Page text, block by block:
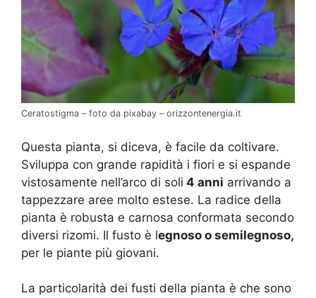
Ceratostigma – foto da pixabay – orizzontenergia.it
Questa pianta, si diceva, è facile da coltivare.
Sviluppa con grande rapidità i fiori e si espande
vistosamente nell’arco di soli 4 anni arrivando a
tappezzare aree molto estese. La radice della
pianta è robusta e carnosa conformata secondo
diversi rizomi. Il fusto è legnoso o semilegnoso,
per le piante più giovani.
La particolarità dei fusti della pianta è che sono